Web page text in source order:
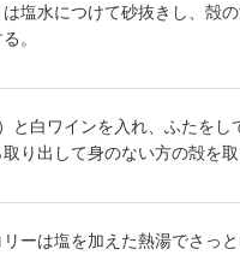
は塩水につけて砂抜きし、殻
。
と白ワインを入れ、ふたをし
り出して身のない方の殻を取
リーは塩を加えた熱湯でさっ